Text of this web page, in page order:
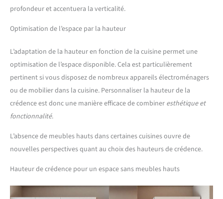
profondeur et accentuera la verticalité.
Optimisation de l’espace par la hauteur
L’adaptation de la hauteur en fonction de la cuisine permet une
optimisation de l’espace disponible. Cela est particulièrement
pertinent si vous disposez de nombreux appareils électroménagers
ou de mobilier dans la cuisine. Personnaliser la hauteur de la
crédence est donc une manière efficace de combiner esthétique et
fonctionnalité.
L’absence de meubles hauts dans certaines cuisines ouvre de
nouvelles perspectives quant au choix des hauteurs de crédence.
Hauteur de crédence pour un espace sans meubles hauts